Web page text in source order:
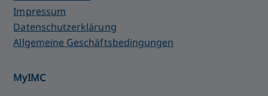
Impressum
Datenschutzerklärung
Allgemeine Geschäftsbedingungen
MyIMC